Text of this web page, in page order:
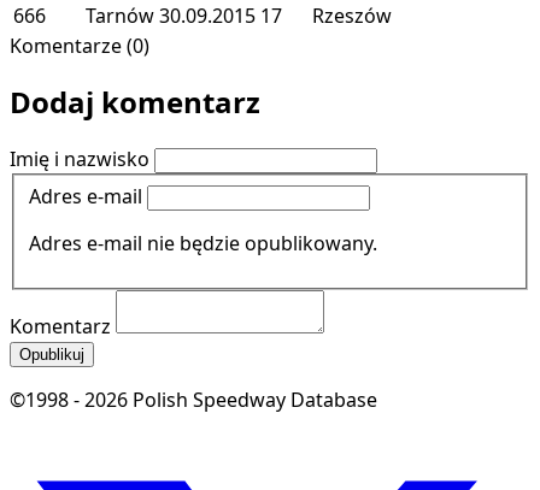
666
Tarnów30.09.2015 17
Rzeszów
Komentarze (0)
Dodaj komentarz
Imię i nazwisko
Adres e-mail
Adres e-mail nie będzie opublikowany.
Komentarz
Opublikuj
©1998 - 2026 Polish Speedway Database